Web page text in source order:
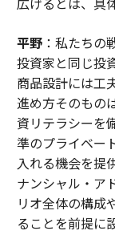
平野：私たちの
投資家と同じ投
商品設計には工
進め方そのもの
資リテラシーを
準のプライベー
入れる機会を提
ナンシャル・ア
リオ全体の構成
ることを前提に